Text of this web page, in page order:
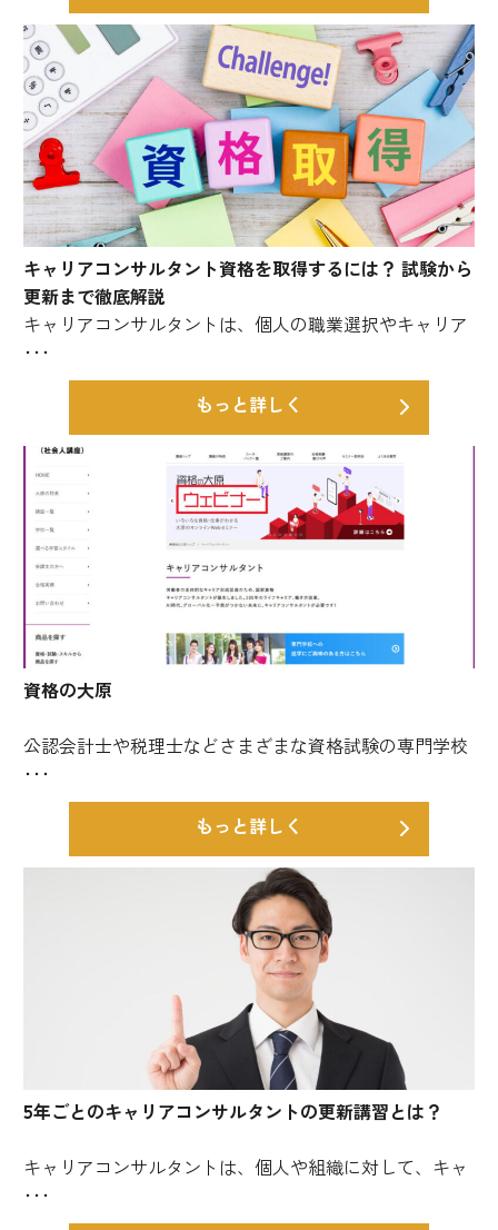
キャリアコンサルタント資格を取得するには？ 試験から
更新まで徹底解説
キャリアコンサルタントは、個人の職業選択やキャリア
･･･
もっと詳しく
資格の大原
公認会計士や税理士などさまざまな資格試験の専門学校
･･･
もっと詳しく
5年ごとのキャリアコンサルタントの更新講習とは？
キャリアコンサルタントは、個人や組織に対して、キャ
･･･